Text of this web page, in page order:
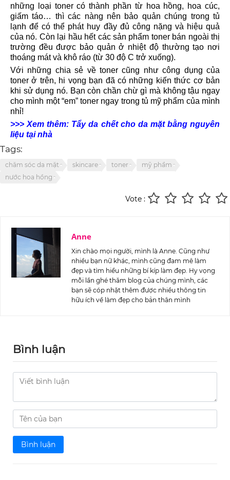
những loại toner có thành phần từ hoa hồng, hoa cúc,
giấm táo… thì các nàng nên bảo quản chúng trong tủ
lạnh để có thể phát huy đầy đủ công nặng và hiệu quả
của nó. Còn lại hầu hết các sản phẩm toner bán ngoài thị
trường đều được bảo quản ở nhiệt độ thường tạo nơi
thoáng mát và khô ráo (từ 30 độ C trở xuống).
Với những chia sẻ về toner cũng như công dụng của
toner ở trên, hi vọng bạn đã có những kiến thức cơ bản
khi sử dụng nó. Bạn còn chần chừ gì mà không tậu ngay
cho mình một “em” toner ngay trong tủ mỹ phẩm của mình
nhỉ!
>>> Xem thêm: Tẩy da chết cho da mặt bằng nguyên
liệu tại nhà
Tags:
chăm sóc da mặt skincare toner
mỹ phẩm
nước hoa hồng
Vote :
Anne
Xin chào mọi người, mình là Anne. Cũng như
nhiều bạn nữ khác, mình cũng đam mê làm
đẹp và tìm hiểu những bí kíp làm đẹp. Hy vọng
mỗi lần ghé thăm blog của chúng mình, các
bạn sẽ cóp nhặt thêm được nhiều thông tin
hữu ích về làm đẹp cho bản thân mình
Bình luận
Bình luận